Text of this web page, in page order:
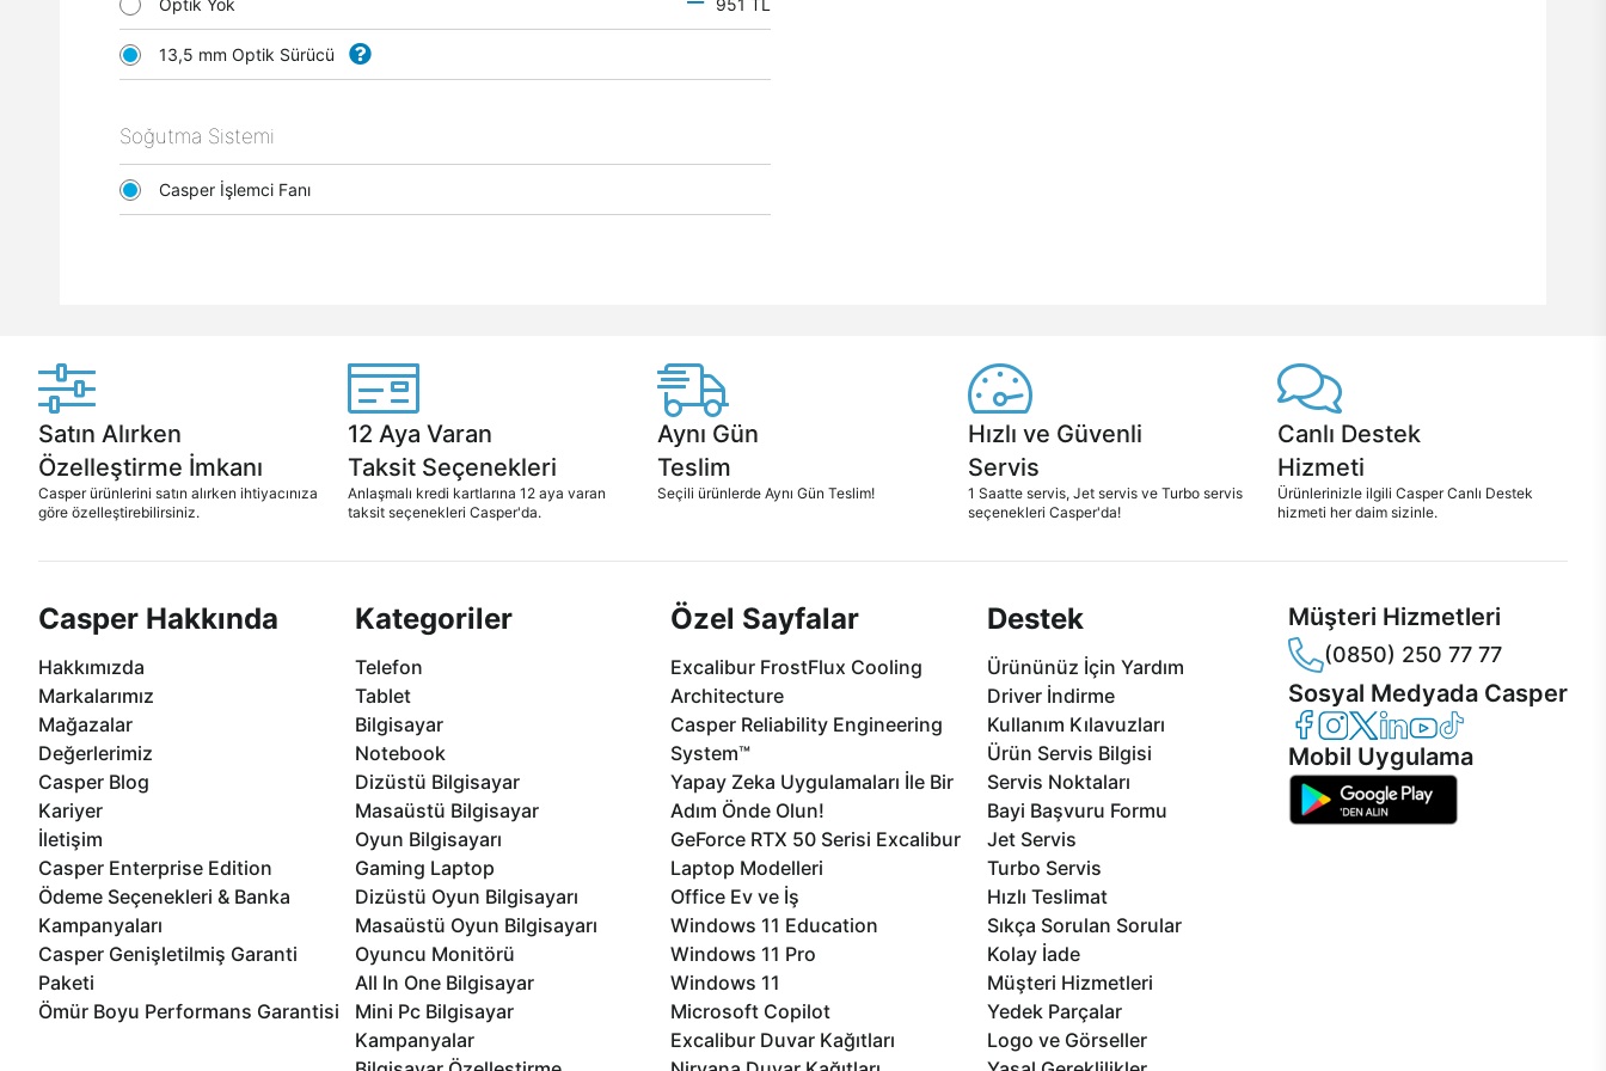
Optik Yok 951 TL
13,5 mm Optik Sürücü
Soğutma Sistemi
Casper İşlemci Fanı
Satın Alırken
Özelleştirme İmkanı
Casper ürünlerini satın alırken ihtiyacınıza
göre özelleştirebilirsiniz.
12 Aya Varan
Taksit Seçenekleri
Anlaşmalı kredi kartlarına 12 aya varan
taksit seçenekleri Casper'da.
Aynı Gün
Teslim
Seçili ürünlerde Aynı Gün Teslim!
Hızlı ve Güvenli
Servis
1 Saatte servis, Jet servis ve Turbo servis
seçenekleri Casper'da!
Canlı Destek
Hizmeti
Ürünlerinizle ilgili Casper Canlı Destek
hizmeti her daim sizinle.
Casper Hakkında
Hakkımızda
Markalarımız
Mağazalar
Değerlerimiz
Casper Blog
Kariyer
İletişim
Casper Enterprise Edition
Ödeme Seçenekleri & Banka
Kampanyaları
Casper Genişletilmiş Garanti
Paketi
Ömür Boyu Performans Garantisi
Kategoriler
Telefon
Tablet
Bilgisayar
Notebook
Dizüstü Bilgisayar
Masaüstü Bilgisayar
Oyun Bilgisayarı
Gaming Laptop
Dizüstü Oyun Bilgisayarı
Masaüstü Oyun Bilgisayarı
Oyuncu Monitörü
All In One Bilgisayar
Mini Pc Bilgisayar
Kampanyalar
Özel Sayfalar
Excalibur FrostFlux Cooling
Architecture
Casper Reliability Engineering
System™
Yapay Zeka Uygulamaları İle Bir
Adım Önde Olun!
GeForce RTX 50 Serisi Excalibur
Laptop Modelleri
Office Ev ve İş
Windows 11 Education
Windows 11 Pro
Windows 11
Microsoft Copilot
Excalibur Duvar Kağıtları
Destek
Ürününüz İçin Yardım
Driver İndirme
Kullanım Kılavuzları
Ürün Servis Bilgisi
Servis Noktaları
Bayi Başvuru Formu
Jet Servis
Turbo Servis
Hızlı Teslimat
Sıkça Sorulan Sorular
Kolay İade
Müşteri Hizmetleri
Yedek Parçalar
Logo ve Görseller
Müşteri Hizmetleri
(0850) 250 77 77
Sosyal Medyada Casper
Casper Facebook
Casper Instagram
Casper Twitter
Casper LinkedIn
Casper YouTube
Casper TikTok
Mobil Uygulama